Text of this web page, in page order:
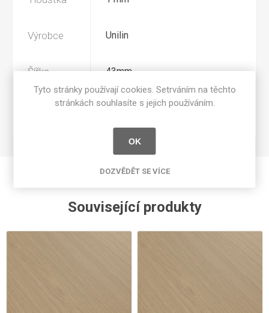
Výrobce Unilin
Šířka 43mm
Povrchová
Související produkty
Tyto stránky používají cookies. Setrváním na těchto
stránkách souhlasíte s jejich používáním.
OK
DOZVĚDĚT SE VÍCE